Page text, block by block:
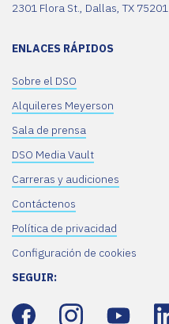
2301 Flora St., Dallas, TX 75201
ENLACES RÁPIDOS
Sobre el DSO
Alquileres Meyerson
Sala de prensa
DSO Media Vault
Carreras y audiciones
Contáctenos
Política de privacidad
Configuración de cookies
SEGUIR: